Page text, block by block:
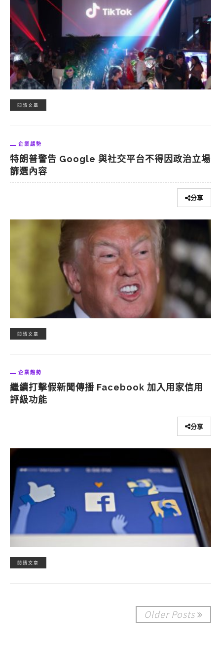
閱讀文章
企業趨勢
特朗普警告 Google 與社交平台不得因政治立場
篩選內容
分享
閱讀文章
企業趨勢
繼續打擊假新聞傳播 Facebook 加入用家信用
評級功能
分享
閱讀文章
Older Posts